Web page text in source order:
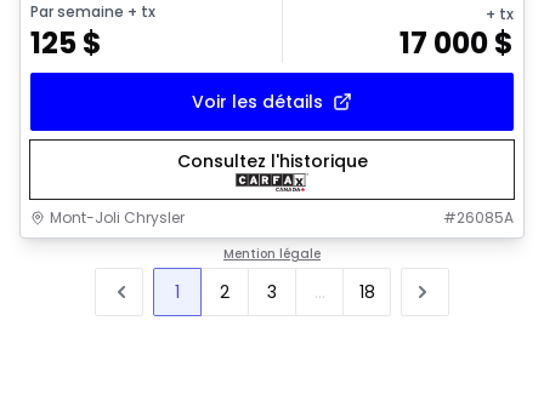
Par semaine + tx
125$
+ tx
17 000$
Voir les détails
Consultez l'historique
Mont-Joli Chrysler #26085A
Mention légale
1 2 3 ... 18